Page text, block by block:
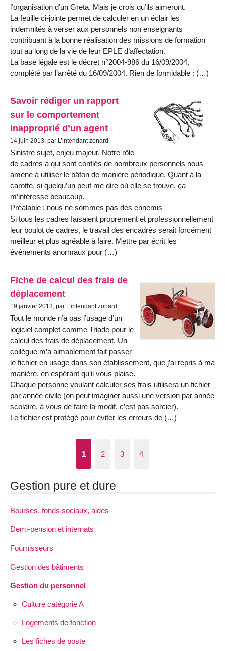
l’organisation d’un Greta. Mais je crois qu’ils aimeront.
La feuille ci-jointe permet de calculer en un éclair les
indemnités à verser aux personnels non enseignants
contribuant à la bonne réalisation des missions de formation
tout au long de la vie de leur EPLE d’affectation.
La base légale est le décret n°2004-986 du 16/09/2004,
complété par l’arrêté du 16/09/2004. Rien de formidable : (…)
Savoir rédiger un rapport
sur le comportement
inapproprié d’un agent
14 juin 2013, par L’intendant zonard
Sinistre sujet, enjeu majeur. Notre rôle
de cadres à qui sont confiés de nombreux personnels nous
amène à utiliser le bâton de manière périodique. Quant à la
carotte, si quelqu’un peut me dire où elle se trouve, ça
m’intéresse beaucoup.
Préalable : nous ne sommes pas des ennemis
Si tous les cadres faisaient proprement et professionnellement
leur boulot de cadres, le travail des encadrés serait forcément
meilleur et plus agréable à faire. Mettre par écrit les
événements anormaux pour (…)
Fiche de calcul des frais de
déplacement
19 janvier 2013, par L’intendant zonard
Tout le monde n’a pas l’usage d’un
logiciel complet comme Triade pour le
calcul des frais de déplacement. Un
collègue m’a aimablement fait passer
le fichier en usage dans son établissement, que j’ai repris à ma
manière, en espérant qu’il vous plaise.
Chaque personne voulant calculer ses frais utilisera un fichier
par année civile (on peut imaginer aussi une version par année
scolaire, à vous de faire la modif, c’est pas sorcier).
Le fichier est protégé pour éviter les erreurs de (…)
1 2 3 4
Gestion pure et dure
Bourses, fonds sociaux, aides
Demi-pension et internats
Fournisseurs
Gestion des bâtiments
Gestion du personnel
Culture catégorie A
Logements de fonction
Les fiches de poste